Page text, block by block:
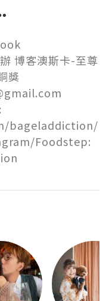
博客澳斯卡-至尊
獎
bageladdiction/
Foodstep: